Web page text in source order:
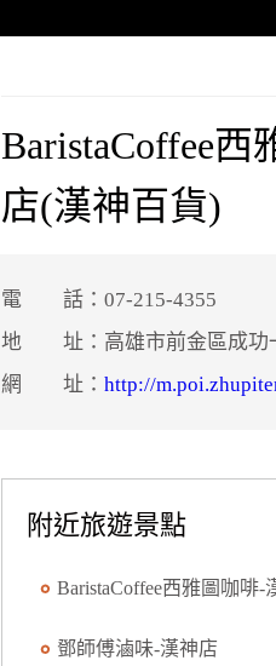
BaristaCoffee
店(漢神百貨)
電 話：07-215-4355
地 址：高雄市前金區成功
網 址： http://
附近旅遊景點
BaristaCoffee西雅圖咖啡-
鄧師傅滷味-漢神店